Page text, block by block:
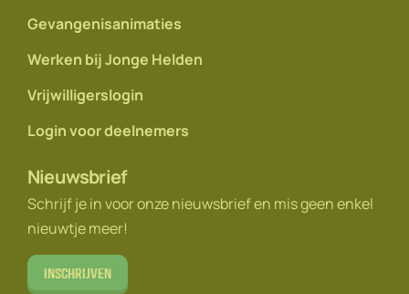
Gevangenisanimaties
Werken bij Jonge Helden
Vrijwilligerslogin
Login voor deelnemers
Nieuwsbrief
Schrijf je in voor onze nieuwsbrief en mis geen enkel
nieuwtje meer!
Inschrijven